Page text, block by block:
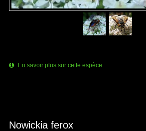
En savoir plus sur cette espèce
Nowickia ferox